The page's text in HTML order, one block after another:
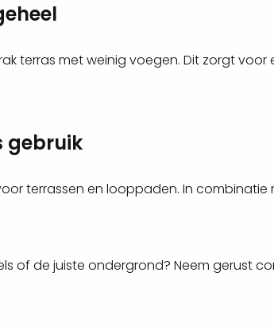
terras met weinig voegen. Dit zorgt
gebruik
terrassen en looppaden. In
of de juiste ondergrond? Neem gerust